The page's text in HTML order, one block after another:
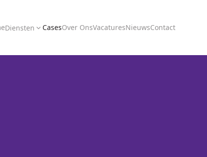
Diensten CasesOver OnsVacaturesNieuwsContact